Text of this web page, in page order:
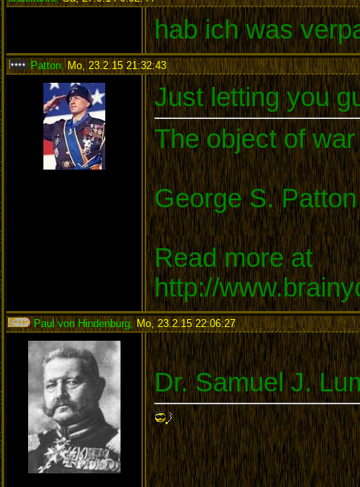
hab ich was
Patton ,Mo, 23.2.15 21:32:43:
Just letting you
The object of
George S. Patton
Read more at
http://
Paul von Hindenburg,Mo, 23.2.15 22:06:27:
Dr. Samuel J.